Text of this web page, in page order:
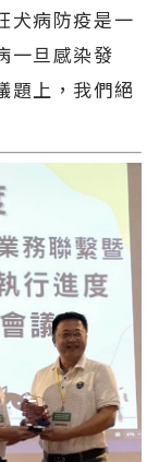
犬病防疫是一
一旦感染發
題上，我們絕